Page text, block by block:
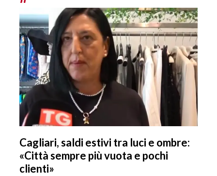
Cagliari, saldi estivi tra luci e ombre:
«Città sempre più vuota e pochi
clienti»